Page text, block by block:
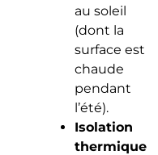
au soleil
(dont la
surface est
chaude
pendant
l’été).
Isolation
thermique